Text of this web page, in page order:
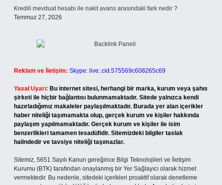
Kredili mevduat hesabı ile nakit avans arasındaki fark nedir ?
Temmuz 27, 2026
Reklam ve İletişim: Skype: live:.cid.575569c608265c69
Yasal Uyarı: Bu internet sitesi, herhangi bir marka, kurum veya şahıs
şirketi ile hiçbir bağlantısı bulunmamaktadır. Sitede yalnızca kendi
hazırladığımız makaleler paylaşılmaktadır. Burada yer alan içerikler
haber niteliği taşımamakta olup, gerçek kurum ve kişiler hakkında
paylaşım yapılmamaktadır. Gerçek kurum ve kişiler ile isim
benzerlikleri tamamen tesadüfidir. Sitemizdeki bilgiler taslak
halindedir ve tavsiye niteliği taşımazlar.
Sitemiz, 5651 Sayılı Kanun gereğince Bilgi Teknolojileri ve İletişim
Kurumu (BTK) tarafından onaylanmış bir Yer Sağlayıcı olarak hizmet
vermektedir. Bu nedenle, sitedeki içerikleri proaktif olarak denetleme